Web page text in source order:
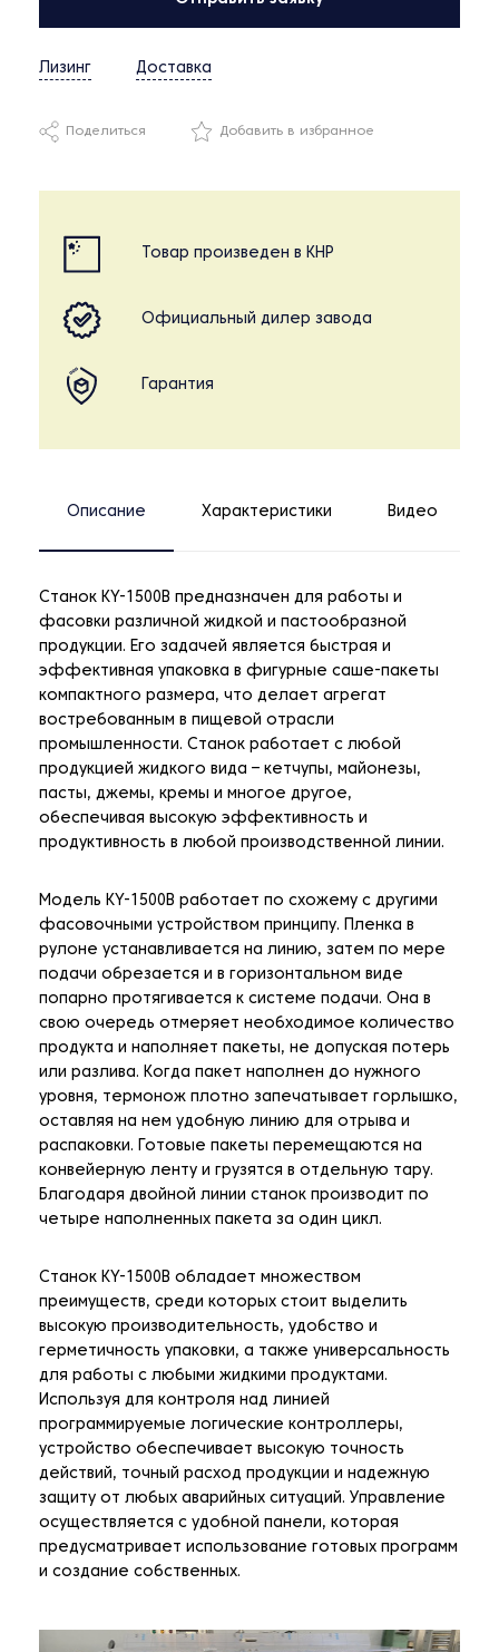
Лизинг Доставка
Поделиться Добавить в избранное
Товар произведен в КНР
Официальный дилер завода
Гарантия
Описание Характеристики Видео
Станок KY-1500B предназначен для работы и
фасовки различной жидкой и пастообразной
продукции. Его задачей является быстрая и
эффективная упаковка в фигурные саше-пакеты
компактного размера, что делает агрегат
востребованным в пищевой отрасли
промышленности. Станок работает с любой
продукцией жидкого вида – кетчупы, майонезы,
пасты, джемы, кремы и многое другое,
обеспечивая высокую эффективность и
продуктивность в любой производственной линии.
Модель KY-1500B работает по схожему с другими
фасовочными устройством принципу. Пленка в
рулоне устанавливается на линию, затем по мере
подачи обрезается и в горизонтальном виде
попарно протягивается к системе подачи. Она в
свою очередь отмеряет необходимое количество
продукта и наполняет пакеты, не допуская потерь
или разлива. Когда пакет наполнен до нужного
уровня, термонож плотно запечатывает горлышко,
оставляя на нем удобную линию для отрыва и
распаковки. Готовые пакеты перемещаются на
конвейерную ленту и грузятся в отдельную тару.
Благодаря двойной линии станок производит по
четыре наполненных пакета за один цикл.
Станок KY-1500B обладает множеством
преимуществ, среди которых стоит выделить
высокую производительность, удобство и
герметичность упаковки, а также универсальность
для работы с любыми жидкими продуктами.
Используя для контроля над линией
программируемые логические контроллеры,
устройство обеспечивает высокую точность
действий, точный расход продукции и надежную
защиту от любых аварийных ситуаций. Управление
осуществляется с удобной панели, которая
предусматривает использование готовых программ
и создание собственных.